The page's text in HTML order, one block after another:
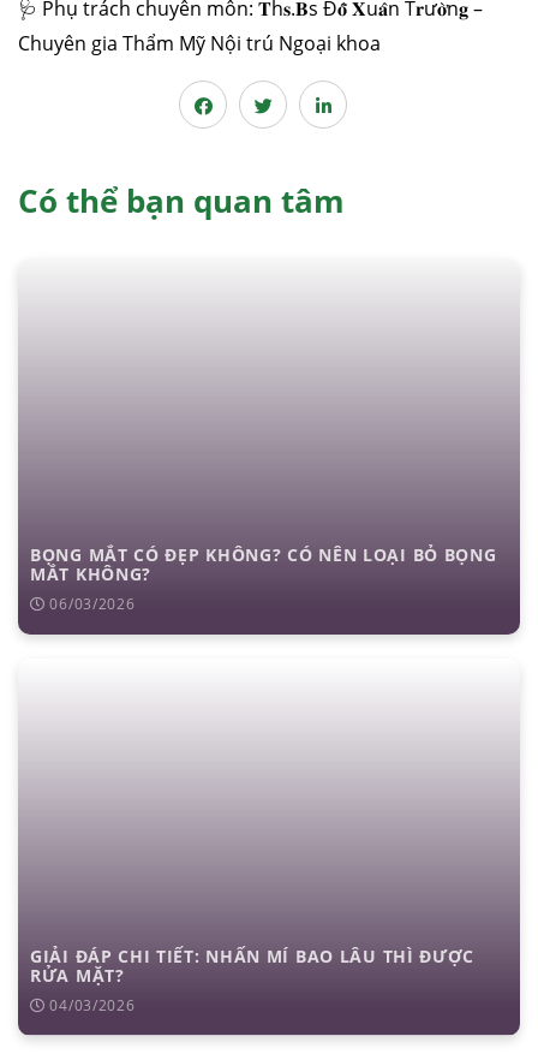
🩺 Phụ trách chuyên môn: 𝐓h𝐬.𝐁s Đ𝐨̂̃ 𝐗u𝐚̂n T𝐫ư𝐨̛̀n𝐠 –
Chuyên gia Thẩm Mỹ Nội trú Ngoại khoa
Có thể bạn quan tâm
BỌNG MẮT CÓ ĐẸP KHÔNG? CÓ NÊN LOẠI BỎ BỌNG
MẮT KHÔNG?
06/03/2026
GIẢI ĐÁP CHI TIẾT: NHẤN MÍ BAO LÂU THÌ ĐƯỢC
RỬA MẶT?
04/03/2026